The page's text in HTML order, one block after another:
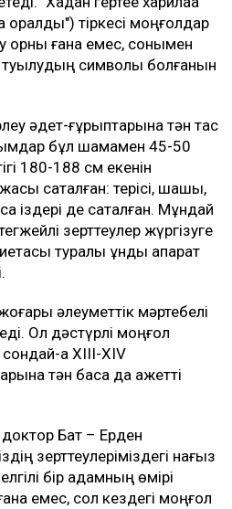
оралды") тіркесі моңғолдар
орны ғана емес, сонымен
туылудың символы болғанын
әдет-ғұрыптарына тән тас
бұл шамамен 45-50
180-188 см екенін
сақталған: терісі, шашы,
іздері де сақталған. Мұндай
зерттеулер жүргізуге
туралы құнды ақпарат
әлеуметтік мәртебелі
Ол дәстүрлі моңғол
ақ XIII-XIV
тән басқа да қажетті
Бат – Ерден
зерттеулеріміздегі нағыз
бір адамның өмірі
емес, сол кездегі моңғол